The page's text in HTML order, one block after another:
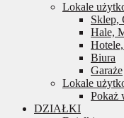
Lokale
Sklep,
Hale,
Biura
Garaże
Lokale
Pokaż
DZIAŁKI